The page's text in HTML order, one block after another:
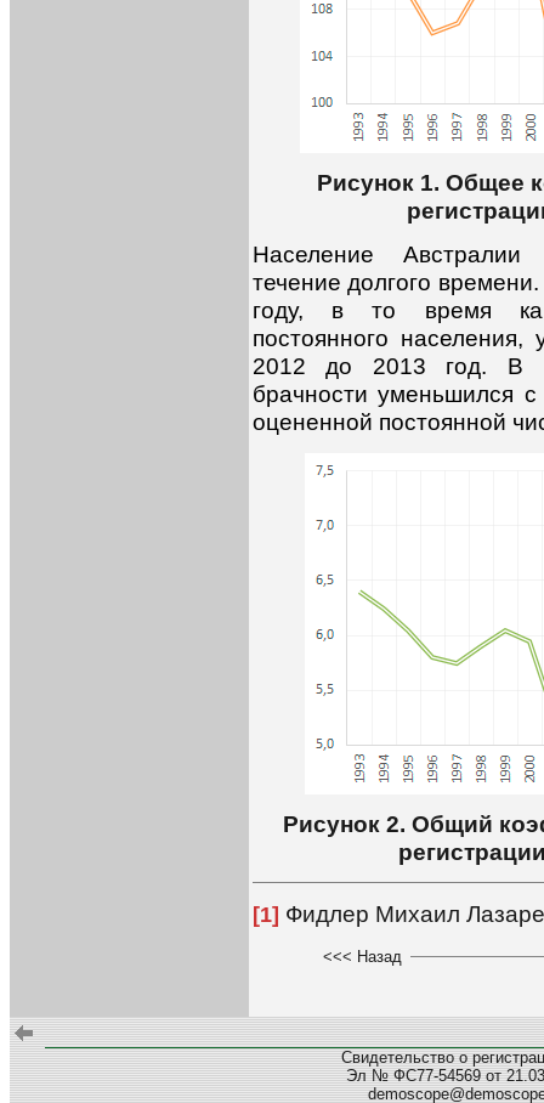
Рисунок 1. Общее
Население Австралии
течение долгого
году, в то время как
постоянного
2012 до 2013 год. В
брачности уменьшился
оцененной постоянной
Рисунок 2. Общий
[1] Фидлер Михаил
<<< Назад
Свидетельство о
Эл № ФС77-54569 от